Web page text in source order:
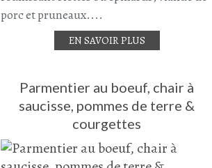
porc et pruneaux....
EN SAVOIR PLUS
FILET MIGNON DE PORC
CHAIR À SAUCISSE
CAROTTE
OEUF
Parmentier au boeuf, chair à
saucisse, pommes de terre &
courgettes